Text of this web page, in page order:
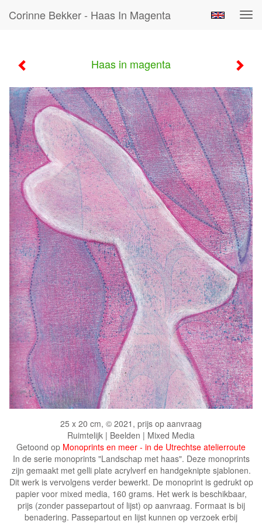
Corinne Bekker - Haas In Magenta
Haas in magenta
25 x 20 cm, © 2021, prijs op aanvraag
Ruimtelijk | Beelden | Mixed Media
Getoond op Monoprints en meer - in de Utrechtse atelierroute
In de serie monoprints "Landschap met haas". Deze monoprints
zijn gemaakt met gelli plate acrylverf en handgeknipte sjablonen.
Dit werk is vervolgens verder bewerkt. De monoprint is gedrukt op
papier voor mixed media, 160 grams. Het werk is beschikbaar,
prijs (zonder passepartout of lijst) op aanvraag. Formaat is bij
benadering. Passepartout en lijst kunnen op verzoek erbij